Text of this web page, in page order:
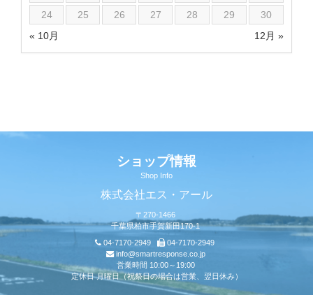
« 10月 12月 »
24
25 26 27 28 29 30
ショップ情報
Shop Info
株式会社エス・アール
〒270-1466
千葉県柏市手賀新田170-1
04-7170-2949
04-7170-2949
info@smartresponse.co.jp
営業時間 10:00～19:00
定休日 月曜日（祝祭日の場合は営業、翌日休み）